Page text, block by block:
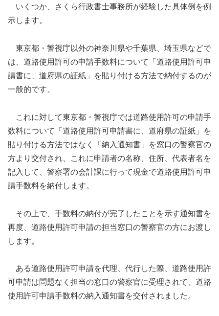
いくつか、さくら行政書士事務所が経験した具体例を例
示します。
東京都・警視庁以外の神奈川県や千葉県、埼玉県などで
は、道路使用許可の申請手数料について「道路使用許可申
請書に、道府県の証紙」を貼り付ける方法で納付するのが
一般的です。
これに対して東京都・警視庁では道路使用許可の申請手
数料について「道路使用許可申請書に、道府県の証紙」を
貼り付ける方法ではなく「納入通知書」を窓口の警察官の
方より交付され、これに申請者の名称、住所、代表者名を
記入して、警察署の会計課に行って現金で道路使用許可申
請手数料を納付します。
その上で、手数料の納付が完了したことを示す通知書を
再度、道路使用許可申請の担当窓口の警察官の方にお渡し
します。
ある道路使用許可申請を代理、代行した際、道路使用許
可申請は問題なく担当の窓口の警察官に受理されて、道路
使用許可申請手数料の納入通知書を交付されました。